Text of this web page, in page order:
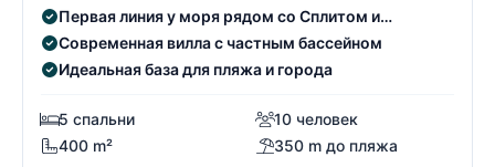
Первая линия у моря рядом со Сплитом и
Трогиром
Современная вилла с частным бассейном
Идеальная база для пляжа и города
5 спальни
10 человек
400 m²
350 m до пляжа